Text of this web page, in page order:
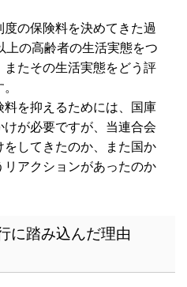
の保険料を決めてきた過
上の高齢者の生活実態をつ
たその生活実態をどう評
を抑えるためには、国庫
が必要ですが、当連合会
してきたのか、また国か
アクションがあったのか
に踏み込んだ理由